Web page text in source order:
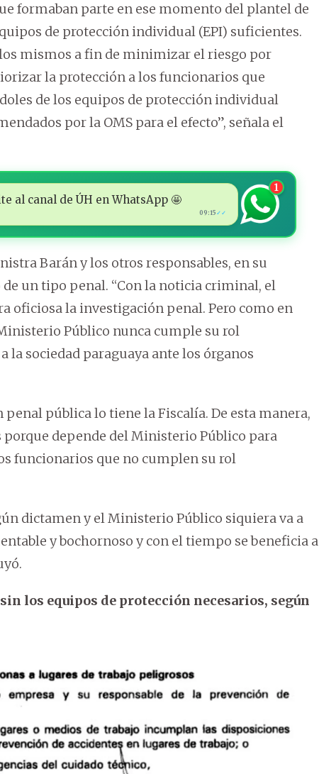
formaban parte en ese momento del plantel de
de protección individual (EPI) suficientes.
mismos a fin de minimizar el riesgo por
la protección a los funcionarios que
de los equipos de protección individual
por la OMS para el efecto”, señala el
al canal de ÚH en WhatsApp 🤩
09:15 ✓✓
1
Barán y los otros responsables, en su
un tipo penal. “Con la noticia criminal, el
oficiosa la investigación penal. Pero como en
Público nunca cumple su rol
la sociedad paraguaya ante los órganos
pública lo tiene la Fiscalía. De esta manera,
depende del Ministerio Público para
funcionarios que no cumplen su rol
dictamen y el Ministerio Público siquiera va a
y bochornoso y con el tiempo se beneficia a
los equipos de protección necesarios, según